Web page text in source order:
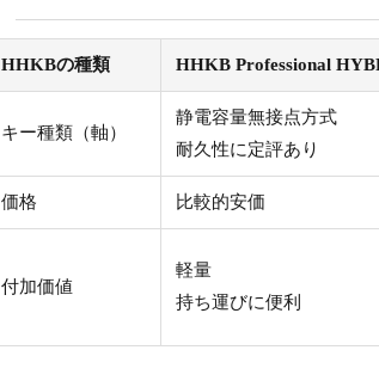
HHKBの種類 HHKB Professional
キー種類（軸）
静電容量無接点方式
耐久性に定評あり
価格 比較的安価
付加価値
軽量
持ち運びに便利